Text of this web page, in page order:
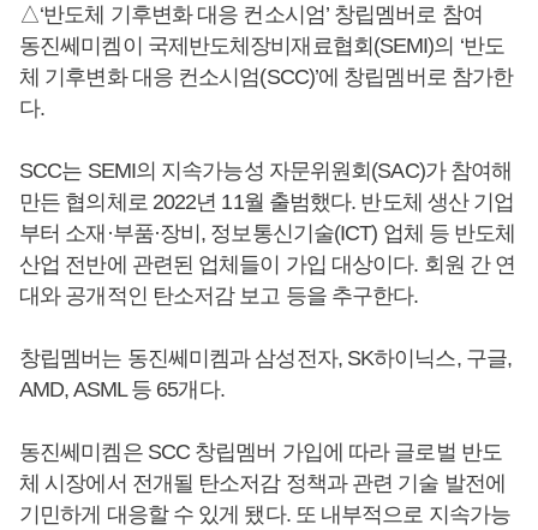
△‘반도체 기후변화 대응 컨소시엄’ 창립멤버로 참여
동진쎄미켐이 국제반도체장비재료협회(SEMI)의 ‘반도
체 기후변화 대응 컨소시엄(SCC)’에 창립멤버로 참가한
다.
SCC는 SEMI의 지속가능성 자문위원회(SAC)가 참여해
만든 협의체로 2022년 11월 출범했다. 반도체 생산 기업
부터 소재·부품·장비, 정보통신기술(ICT) 업체 등 반도체
산업 전반에 관련된 업체들이 가입 대상이다. 회원 간 연
대와 공개적인 탄소저감 보고 등을 추구한다.
창립멤버는 동진쎄미켐과 삼성전자, SK하이닉스, 구글,
AMD, ASML 등 65개다.
동진쎄미켐은 SCC 창립멤버 가입에 따라 글로벌 반도
체 시장에서 전개될 탄소저감 정책과 관련 기술 발전에
기민하게 대응할 수 있게 됐다. 또 내부적으로 지속가능